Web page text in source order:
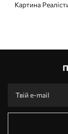
Картина